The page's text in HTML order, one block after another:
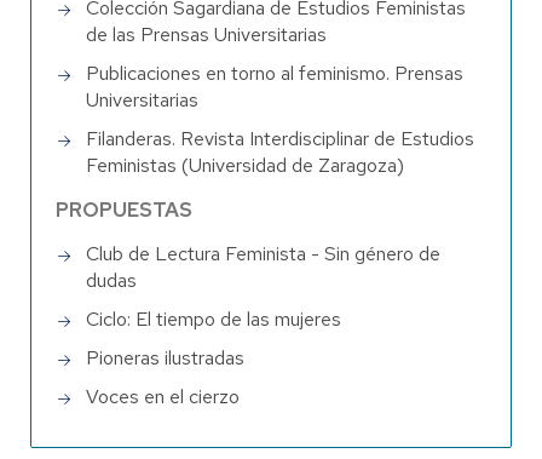
Colección Sagardiana de Estudios Feministas
de las Prensas Universitarias
Publicaciones en torno al feminismo. Prensas
Universitarias
Filanderas. Revista Interdisciplinar de Estudios
Feministas (Universidad de Zaragoza)
PROPUESTAS
Club de Lectura Feminista - Sin género de
dudas
Ciclo: El tiempo de las mujeres
Pioneras ilustradas
Voces en el cierzo